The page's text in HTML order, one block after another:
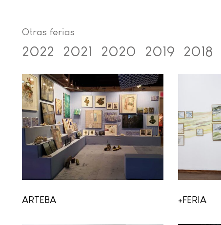
Otras ferias
2022 2021 2020 2019 2018
ARTEBA +FERIA